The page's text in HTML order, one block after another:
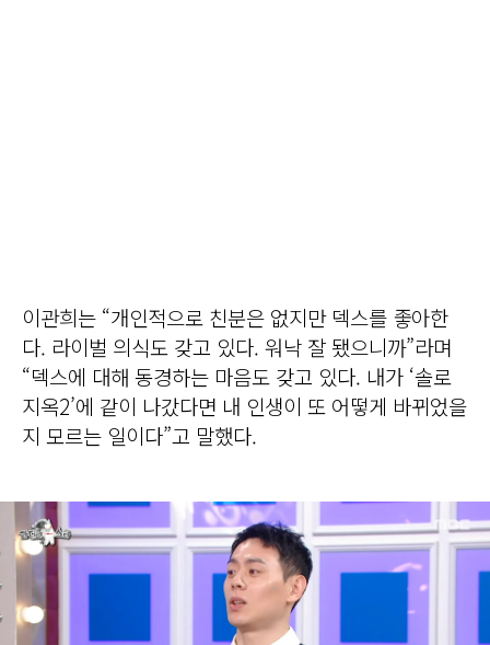
이관희는 “개인적으로 친분은 없지만 덱스를 좋아한
다. 라이벌 의식도 갖고 있다. 워낙 잘 됐으니까”라며
“덱스에 대해 동경하는 마음도 갖고 있다. 내가 ‘솔로
지옥2’에 같이 나갔다면 내 인생이 또 어떻게 바뀌었을
지 모르는 일이다”고 말했다.